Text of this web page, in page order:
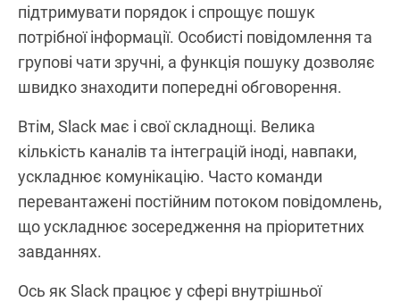
підтримувати порядок і спрощує пошук
потрібної інформації. Особисті повідомлення та
групові чати зручні, а функція пошуку дозволяє
швидко знаходити попередні обговорення.
Втім, Slack має і свої складнощі. Велика
кількість каналів та інтеграцій іноді, навпаки,
ускладнює комунікацію. Часто команди
перевантажені постійним потоком повідомлень,
що ускладнює зосередження на пріоритетних
завданнях.
Ось як Slack працює у сфері внутрішньої